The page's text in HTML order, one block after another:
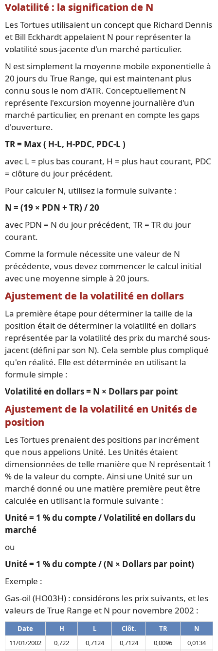
Volatilité : la signification de N
Les Tortues utilisaient un concept que Richard Dennis
et Bill Eckhardt appelaient N pour représenter la
volatilité sous-jacente d'un marché particulier.
N est simplement la moyenne mobile exponentielle à
20 jours du True Range, qui est maintenant plus
connu sous le nom d'ATR. Conceptuellement N
représente l'excursion moyenne journalière d'un
marché particulier, en prenant en compte les gaps
d'ouverture.
TR = Max ( H-L, H-PDC, PDC-L )
avec L = plus bas courant, H = plus haut courant, PDC
= clôture du jour précédent.
Pour calculer N, utilisez la formule suivante :
N = (19 × PDN + TR) / 20
avec PDN = N du jour précédent, TR = TR du jour
courant.
Comme la formule nécessite une valeur de N
précédente, vous devez commencer le calcul initial
avec une moyenne simple à 20 jours.
Ajustement de la volatilité en dollars
La première étape pour déterminer la taille de la
position était de déterminer la volatilité en dollars
représentée par la volatilité des prix du marché sous-
jacent (défini par son N). Cela semble plus compliqué
qu'en réalité. Elle est déterminée en utilisant la
formule simple :
Volatilité en dollars = N × Dollars par point
Ajustement de la volatilité en Unités de
position
Les Tortues prenaient des positions par incrément
que nous appelions Unité. Les Unités étaient
dimensionnées de telle manière que N représentait 1
% de la valeur du compte. Ainsi une Unité sur un
marché donné ou une matière première peut être
calculée en utilisant la formule suivante :
Unité = 1 % du compte / Volatilité en dollars du
marché
ou
Unité = 1 % du compte / (N × Dollars par point)
Exemple :
Gas-oil (HO03H) : considérons les prix suivants, et les
valeurs de True Range et N pour novembre 2002 :
Date H L Clôt. TR
N
11/01/2002
0,722 0,7124 0,7124 0,0096
0,0134